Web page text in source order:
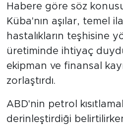
Habere göre söz
Küba'nın aşılar, temel
hastalıkların teşhisine
üretiminde ihtiyaç
ekipman ve finansal
zorlaştırdı.
ABD'nin petrol
derinleştirdiği